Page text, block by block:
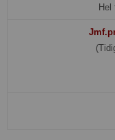
Hel